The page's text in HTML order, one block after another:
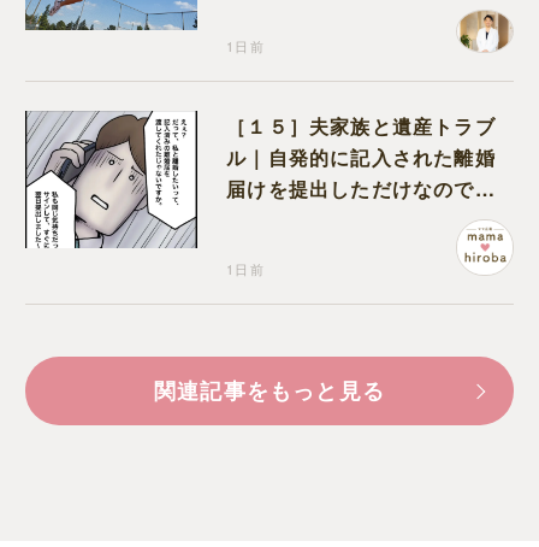
1日前
［１５］夫家族と遺産トラブ
ル｜自発的に記入された離婚
届けを提出しただけなので、
1日前
関連記事をもっと見る